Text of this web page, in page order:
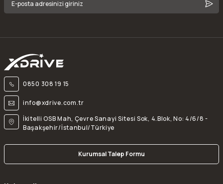
0850 308 19 15
info@xdrive.com.tr
İkitelli OSB Mah, Çevre Sanayi Sitesi Sok, 4.Blok, No: 4/6/8 -
Başakşehir/İstanbul/Türkiye
Kurumsal Talep Formu